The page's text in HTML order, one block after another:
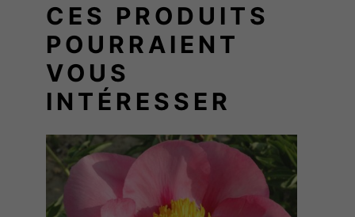
CES PRODUITS
POURRAIENT
VOUS
INTÉRESSER